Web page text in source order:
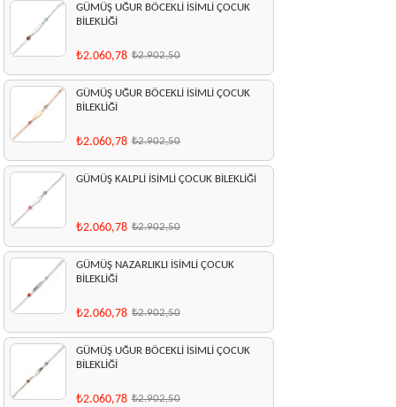
GÜMÜŞ UĞUR BÖCEKLİ İSİMLİ ÇOCUK
BİLEKLİĞİ
₺2.060,78 ₺2.902,50
GÜMÜŞ UĞUR BÖCEKLİ İSİMLİ ÇOCUK
BİLEKLİĞİ
₺2.060,78 ₺2.902,50
GÜMÜŞ KALPLİ İSİMLİ ÇOCUK BİLEKLİĞİ
₺2.060,78 ₺2.902,50
GÜMÜŞ NAZARLIKLI İSİMLİ ÇOCUK
BİLEKLİĞİ
₺2.060,78 ₺2.902,50
GÜMÜŞ UĞUR BÖCEKLİ İSİMLİ ÇOCUK
BİLEKLİĞİ
₺2.060,78 ₺2.902,50